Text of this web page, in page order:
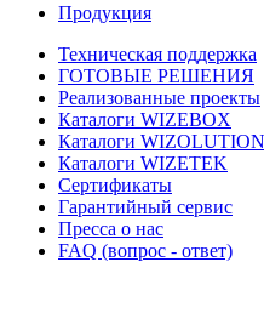
Продукция
Техническая поддержка
ГОТОВЫЕ РЕШЕНИЯ
Реализованные проекты
Каталоги WIZEBOX
Каталоги WIZOLUTION
Каталоги WIZETEK
Сертификаты
Гарантийный сервис
Пресса о нас
FAQ (вопрос - ответ)